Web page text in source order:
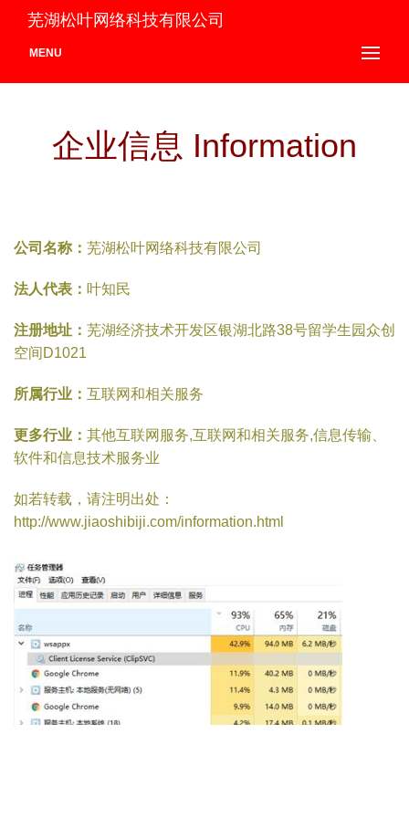
芜湖松叶网络科技有限公司
MENU
企业信息 Information
公司名称： 芜湖松叶网络科技有限公司
法人代表： 叶知民
注册地址： 芜湖经济技术开发区银湖北路38号留学生园众创
空间D1021
所属行业： 互联网和相关服务
更多行业： 其他互联网服务,互联网和相关服务,信息传输、
软件和信息技术服务业
如若转载，请注明出处：
http://www.jiaoshibiji.com/information.html